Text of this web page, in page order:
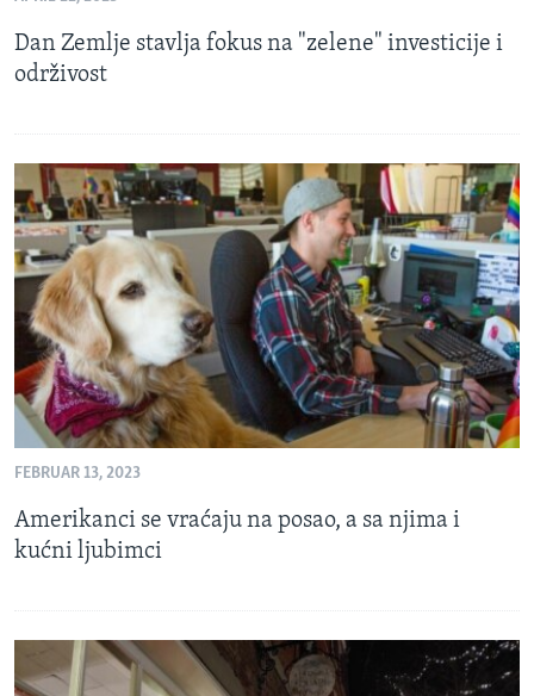
Dan Zemlje stavlja fokus na "zelene" investicije i
održivost
FEBRUAR 13, 2023
Amerikanci se vraćaju na posao, a sa njima i
kućni ljubimci